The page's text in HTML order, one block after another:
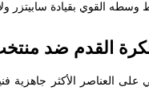
وسطه القوي بقيادة
القدم ضد
على العناصر الأكثر جاهزية